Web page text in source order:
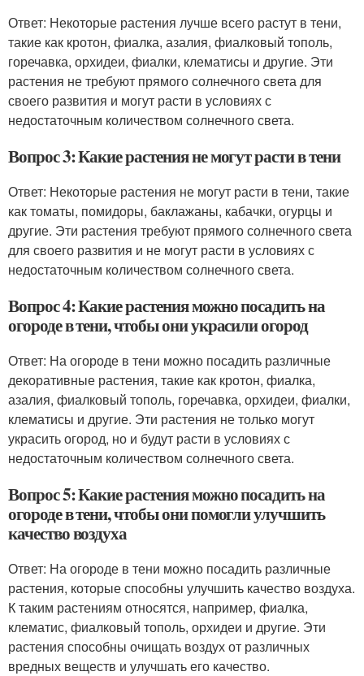
Ответ: Некоторые растения лучше всего растут в тени,
такие как кротон, фиалка, азалия, фиалковый тополь,
горечавка, орхидеи, фиалки, клематисы и другие. Эти
растения не требуют прямого солнечного света для
своего развития и могут расти в условиях с
недостаточным количеством солнечного света.
Вопрос 3: Какие растения не могут расти в тени
Ответ: Некоторые растения не могут расти в тени, такие
как томаты, помидоры, баклажаны, кабачки, огурцы и
другие. Эти растения требуют прямого солнечного света
для своего развития и не могут расти в условиях с
недостаточным количеством солнечного света.
Вопрос 4: Какие растения можно посадить на
огороде в тени, чтобы они украсили огород
Ответ: На огороде в тени можно посадить различные
декоративные растения, такие как кротон, фиалка,
азалия, фиалковый тополь, горечавка, орхидеи, фиалки,
клематисы и другие. Эти растения не только могут
украсить огород, но и будут расти в условиях с
недостаточным количеством солнечного света.
Вопрос 5: Какие растения можно посадить на
огороде в тени, чтобы они помогли улучшить
качество воздуха
Ответ: На огороде в тени можно посадить различные
растения, которые способны улучшить качество воздуха.
К таким растениям относятся, например, фиалка,
клематис, фиалковый тополь, орхидеи и другие. Эти
растения способны очищать воздух от различных
вредных веществ и улучшать его качество.